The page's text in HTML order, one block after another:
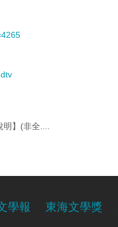
】(非全....
學報 東海文學獎